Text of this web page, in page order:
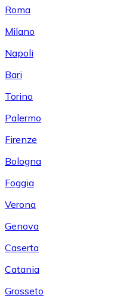
Roma
Milano
Napoli
Bari
Torino
Palermo
Firenze
Bologna
Foggia
Verona
Genova
Caserta
Catania
Grosseto